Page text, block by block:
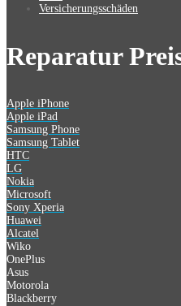
Versicherungsschäden
Reparatur
Apple iPhone
Apple iPad
Samsung Phone
Samsung Tablet
HTC
LG
Nokia
Microsoft
Sony Xperia
Huawei
Alcatel
Wiko
OnePlus
Asus
Motorola
Blackberry